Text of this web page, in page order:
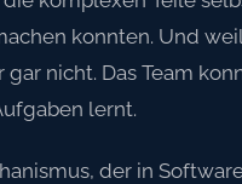
konnten. Und
nicht. Das Team
lernt.
der in